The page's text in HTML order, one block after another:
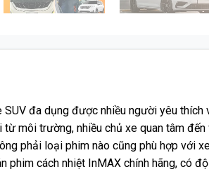
đa dụng được nhiều người yêu thích
môi trường, nhiều chủ xe quan tâm đến
phải loại phim nào cũng phù hợp với
phim cách nhiệt InMAX chính hãng, có